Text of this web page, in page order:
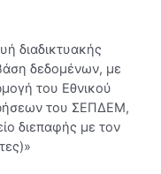
διαδικτυακής
δεδομένων, με
του Εθνικού
του ΣΕΠΔΕΜ,
διεπαφής με τον